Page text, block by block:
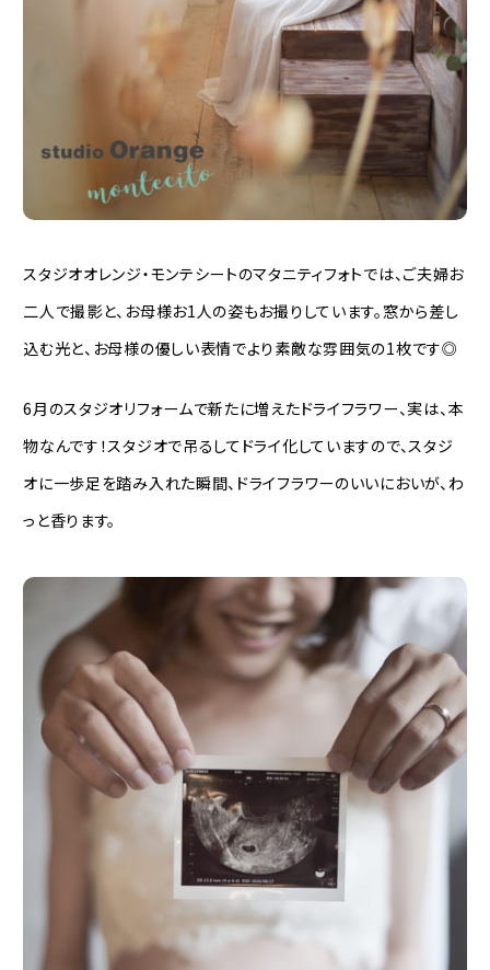
スタジオオレンジ・モンテシートのマタニティフォトでは、ご夫婦お
二人で撮影と、お母様お1人の姿もお撮りしています。窓から差し
込む光と、お母様の優しい表情でより素敵な雰囲気の1枚です◎
6月のスタジオリフォームで新たに増えたドライフラワー、実は、本
物なんです！スタジオで吊るしてドライ化していますので、スタジ
オに一歩足を踏み入れた瞬間、ドライフラワーのいいにおいが、わ
っと香ります。